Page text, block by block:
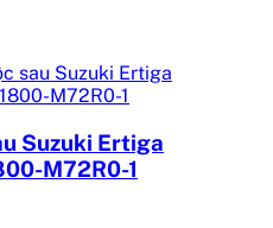
Suzuki Ertiga
M72R0-1